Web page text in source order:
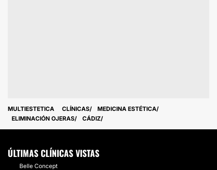
MULTIESTETICA CLÍNICAS
MEDICINA ESTÉTICA
ELIMINACIÓN OJERAS
CÁDIZ
ÚLTIMAS CLÍNICAS VISTAS
Belle Concept